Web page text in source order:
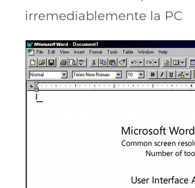
irremediablemente la PC